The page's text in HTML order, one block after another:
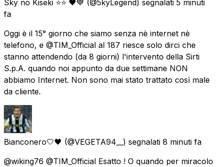
Sky no Kiseki ⭐⭐ 🖤💙 (@5kyLegend) segnalati 5 minuti
fa
Oggi è il 15° giorno che siamo senza nè internet nè
telefono, e @TIM_Official al 187 riesce solo dirci che
stanno attendendo (da 8 giorni) l'intervento della Sirti
S.p.A. quando noi appunto da due settimane NON
abbiamo Internet. Non sono mai stato trattato così male
da cliente.
Bianconero🤍🖤 (@VEGETA94__) segnalati 8 minuti fa
@wiking76 @TIM_Official Esatto ! O quando per miracolo